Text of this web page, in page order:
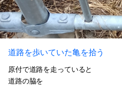
道路を歩いていた亀を拾う
原付で道路を走っていると
道路の脇を